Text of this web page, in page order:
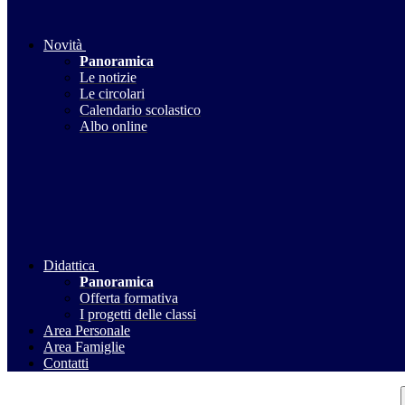
Novità
Panoramica
Le notizie
Le circolari
Calendario scolastico
Albo online
Didattica
Panoramica
Offerta formativa
I progetti delle classi
Area Personale
Area Famiglie
Contatti